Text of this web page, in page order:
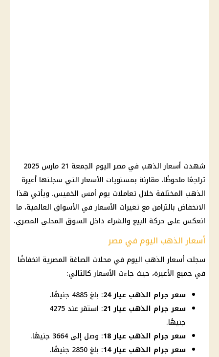
شهدت أسعار الذهب في مصراليوم الجمعة 21
مارس 2025
تراجعًا ملحوظًا، مقارنة بمستويات الأسعار التي سجلتها أعيرة
الذهب المختلفة خلال تعاملات يوم أمس الخميس. ويأتي هذا
الانخفاض بالتزامن مع تغيرات الأسعار في الأسواق العالمية، ما
انعكس على حركة البيع والشراء داخل السوق المحلي المصري.
أسعار الذهب اليوم في مصر
سجلت أسعار الذهب اليوم في محلات الصاغة المصرية انخفاضًا
في جميع الأعيرة، حيث جاءت الأسعار كالتالي:
سعر جرام الذهب عيار 24
: بلغ 4885 جنيهًا.
سعر جرام الذهب عيار 21
: استقر عند 4275
جنيهًا.
سعر جرام الذهب عيار 18
: وصل إلى 3664 جنيهًا.
سعر جرام الذهب عيار 14
: بلغ 2850 جنيهًا.